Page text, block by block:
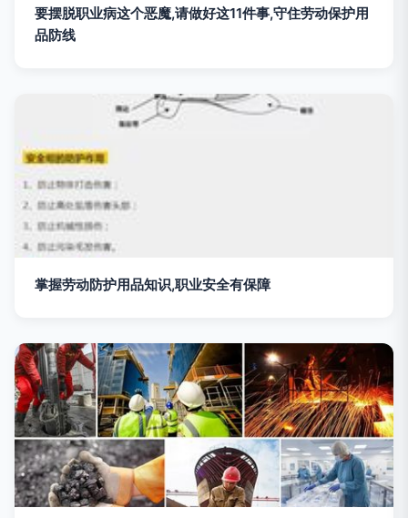
要摆脱职业病这个恶魔,请做好这11件事,守住劳动保护用
品防线
掌握劳动防护用品知识,职业安全有保障